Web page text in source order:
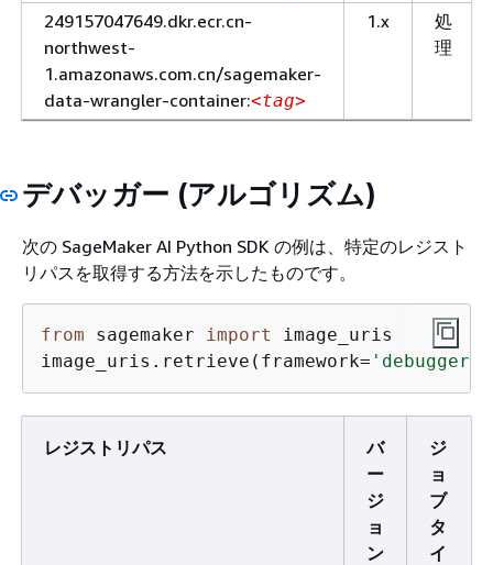
249157047649.dkr.ecr.cn-
northwest-
1.amazonaws.com.cn/sagemaker-
data-wrangler-container:<tag>
1.x
処
理
デバッガー (アルゴリズム)
次の SageMaker AI Python SDK の例は、特定のレジスト
リパスを取得する方法を示したものです。
from sagemaker import
image_uris
image_uris.retrieve(framework= 'debugger'
レジストリパス
バ
ー
ジ
ョ
ン
ジ
ョ
ブ
タ
イ